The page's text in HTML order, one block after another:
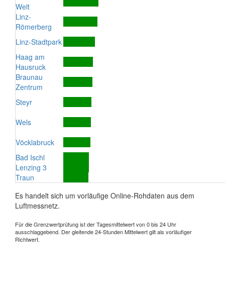
Welt
Linz-
Römerberg
Linz-Stadtpark
Haag am
Hausruck
Braunau
Zentrum
Steyr
Wels
Vöcklabruck
Bad Ischl
Lenzing 3
Traun
Es handelt sich um vorläufige Online-Rohdaten aus dem
Luftmessnetz.
Für die Grenzwertprüfung ist der Tagesmittelwert von 0 bis 24 Uhr
ausschlaggebend. Der gleitende 24-Stunden Mittelwert gilt als vorläufiger
Richtwert.